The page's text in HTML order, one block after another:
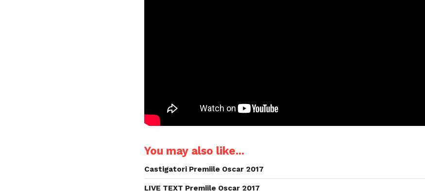
You may also like...
Castigatori Premiile Oscar 2017
LIVE TEXT Premiile Oscar 2017